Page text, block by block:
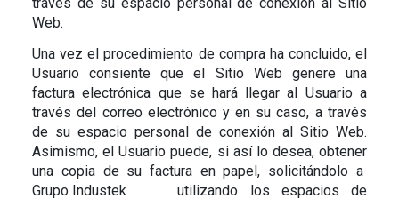
Web.
Una vez el procedimiento de compra ha concluido, el
Usuario consiente que el Sitio Web genere una
factura electrónica que se hará llegar al Usuario a
través del correo electrónicoy en su caso, a través
de su espacio personal de conexión al Sitio Web.
Asimismo, el Usuario puede, si así lo desea, obtener
una copia de su factura en papel, solicitándolo a
Grupo Industek
utilizando los espacios de